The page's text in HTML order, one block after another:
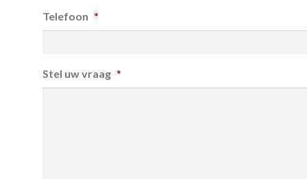
Telefoon *
Stel uw vraag *